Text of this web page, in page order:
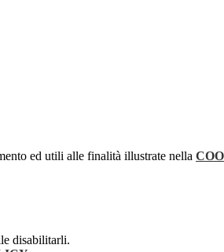
ed utili alle finalità illustrate nella
disabilitarli.